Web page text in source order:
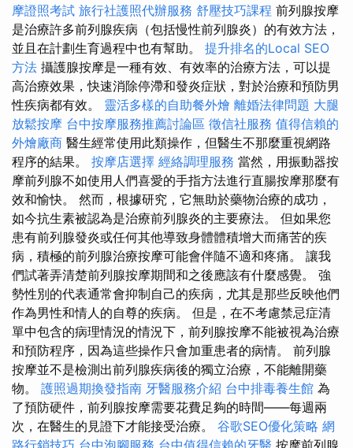
摩證照考試 旅行社護照代辦服務 舒壓技巧課程 前列腺按摩
是治療許多前列腺疾病（包括慢性前列腺炎）的有效方法，
並且在計劃生育過程中也有幫助。 提升排名的Local SEO
方法 攝護腺按摩是一種有效、有效率的治療方法，可以提
高治療效果，快速消除停滯和發炎症狀，對於治療和預防男
性疾病都有效。 靈活多樣的自助餐外燴 離婚法律問題 大腿
放鬆按摩 台中按摩服務推薦討論區 徵信社服務 值得信賴的
外燴廠商 醫生經常使用此類操作，但醫生不那麼重視網路
程序的結果。 按摩店選擇 經絡調理服務 當然，用振動器按
摩前列腺不如使用人們喜愛的手指方法進行直腸按摩那麼有
效和愉快。 然而，根據研究，它無助於藥物治療的成功，
如今抗生素被認為是治療前列腺炎的主要療法。 但如果您
患有前列腺發炎或任何其他導致身體體積增大而痛苦的疾
病，積極的前列腺治療按摩可能會伴隨不適和疼痛。 讓我
們試著弄清楚前列腺按摩期間和之後應該有什麼感覺。 強
勢性別的代表通常會抑制自己的疾病，尤其是那些反映他們
作為男性和情人的自尊的疾病。 但是，在不考慮禁忌症清
單中包含的病理情況的情況下，前列腺按摩不能被視為治療
和預防程序，因為這些操作只會加重患者的病情。 前列腺
按摩並不是檢測出前列腺疾病後的獨立治療，不能離開藥
物。 護照過期換發指南 牙醫服務介紹 台中排毒養生館 為
了預防硬件，前列腺按摩需要花費足夠的時間——每週兩
次，在醫生的見證下才能接受治療。 谷歌SEO優化策略 網
路行銷技巧 台中泡腳服務 台中值得信賴的牙醫 按摩前列腺